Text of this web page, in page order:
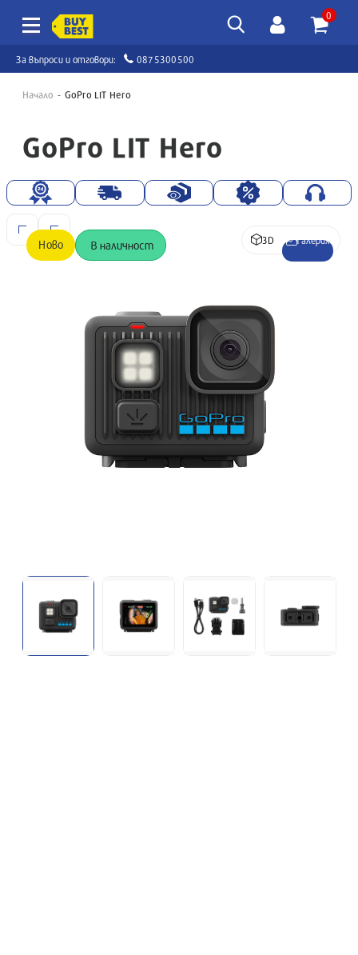
0
За въпроси и отговори: 0875300500
Начало GoPro LIT Hero
GoPro LIT Hero
Ново В наличност 3D Галерия